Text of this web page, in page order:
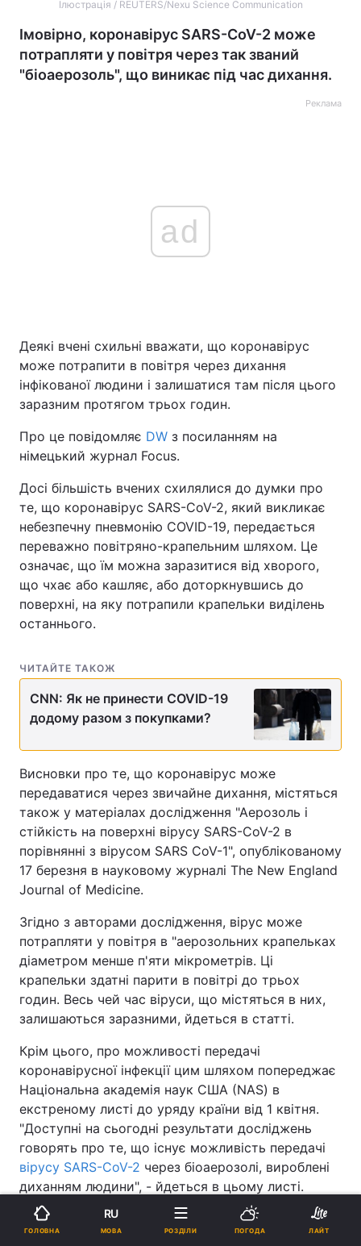
Ілюстрація / REUTERS/Nexu Science Communication
Імовірно, коронавірус SARS-CoV-2 може
потрапляти у повітря через так званий
"біоаерозоль", що виникає під час дихання.
Реклама
ad
Деякі вчені схильні вважати, що коронавірус
може потрапити в повітря через дихання
інфікованої людини і залишатися там після цього
заразним протягом трьох годин.
Про це повідомляє DW з посиланням на
німецький журнал Focus.
Досі більшість вчених схилялися до думки про
те, що коронавірус SARS-CoV-2, який викликає
небезпечну пневмонію COVID-19, передається
переважно повітряно-крапельним шляхом. Це
означає, що їм можна заразитися від хворого,
що чхає або кашляє, або доторкнувшись до
поверхні, на яку потрапили крапельки виділень
останнього.
ЧИТАЙТЕ ТАКОЖ
CNN: Як не принести COVID-19
додому разом з покупками?
Висновки про те, що коронавірус може
передаватися через звичайне дихання, містяться
також у матеріалах дослідження "Аерозоль і
стійкість на поверхні вірусу SARS-CoV-2 в
порівнянні з вірусом SARS CoV-1", опублікованому
17 березня в науковому журналі The New England
Journal of Medicine.
Згідно з авторами дослідження, вірус може
потрапляти у повітря в "аерозольних крапельках
діаметром менше п'яти мікрометрів. Ці
крапельки здатні парити в повітрі до трьох
годин. Весь чей час віруси, що містяться в них,
залишаються заразними, йдеться в статті.
Крім цього, про можливості передачі
коронавірусної інфекції цим шляхом попереджає
Національна академія наук США (NAS) в
екстреному листі до уряду країни від 1 квітня.
"Доступні на сьогодні результати досліджень
говорять про те, що існує можливість передачі
вірусу SARS-CoV-2 через біоаерозолі, вироблені
диханням людини", - йдеться в цьому листі.
ГОЛОВНА
RU
МОВА РОЗДІЛИ ПОГОДА ЛАЙТ